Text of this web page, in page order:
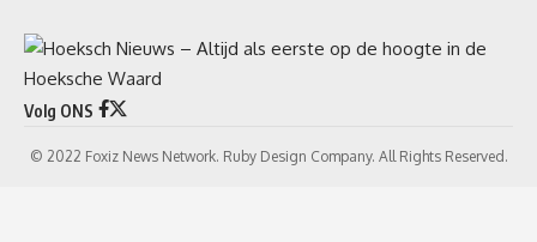
Volg ONS
© 2022 Foxiz News Network. Ruby Design Company. All Rights Reserved.